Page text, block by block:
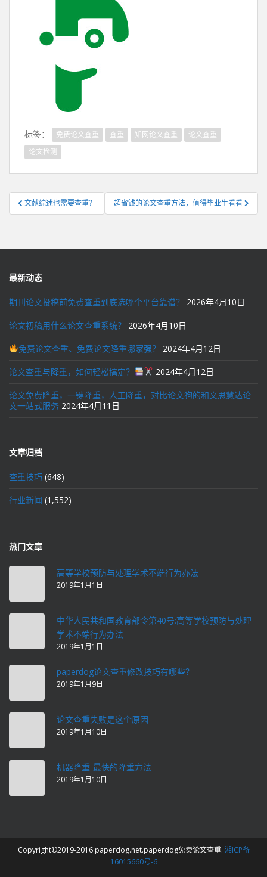
标签： 免费论文查重 查重 知网论文查重
论文查重
论文检测
文
章
航
文献综述也需要查重？ 超省钱的论文查重方法，值得毕业生看看
最新动态
期刊论文投稿前免费查重到底选哪个平台靠谱？ 2026年4月10日
论文初稿用什么论文查重系统？ 2026年4月10日
免费论文查重、免费论文降重哪家强？ 2024年4月12日
论文查重与降重，如何轻松搞定？ 2024年4月12日
论文免费降重，一键降重，人工降重，对比论文狗的和文思慧达论
文一站式服务 2024年4月11日
文章归档
查重技巧 (648)
行业新闻 (1,552)
热门文章
高等学校预防与处理学术不端行为办法
2019年1月1日
中华人民共和国教育部令第40号:高等学校预防与处理
学术不端行为办法
2019年1月1日
paperdog论文查重修改技巧有哪些？
2019年1月9日
论文查重失败是这个原因
2019年1月10日
机器降重-最快的降重方法
2019年1月10日
Copyright©2019-2016 paperdog.net.paperdog免费论文查重. 湘ICP备
16015660号-6